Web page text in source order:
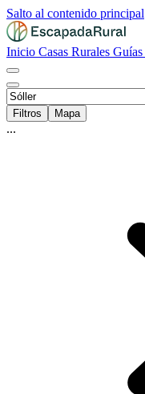
Salto al contenido principal
Inicio Casas Rurales Guías
Filtros
Mapa
...